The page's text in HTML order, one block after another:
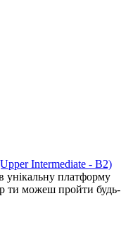
Intermediate - B2)
унікальну платформу
ти можеш пройти будь-